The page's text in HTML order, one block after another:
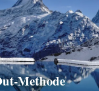
Methode